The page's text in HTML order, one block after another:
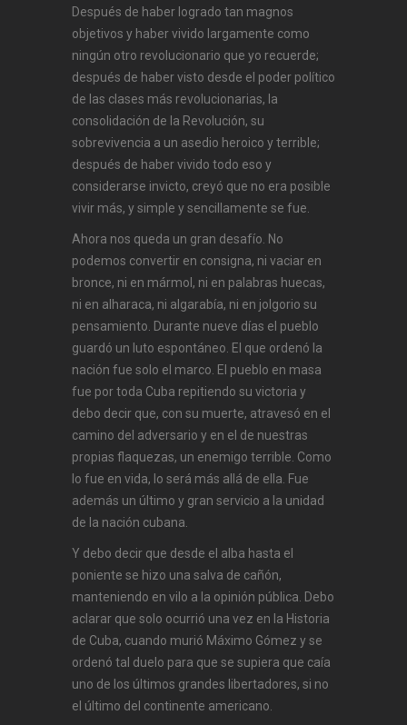
Después de haber logrado tan magnos
objetivos y haber vivido largamente como
ningún otro revolucionario que yo recuerde;
después de haber visto desde el poder político
de las clases más revolucionarias, la
consolidación de la Revolución, su
sobrevivencia a un asedio heroico y terrible;
después de haber vivido todo eso y
considerarse invicto, creyó que no era posible
vivir más, y simple y sencillamente se fue.
Ahora nos queda un gran desafío. No
podemos convertir en consigna, ni vaciar en
bronce, ni en mármol, ni en palabras huecas,
ni en alharaca, ni algarabía, ni en jolgorio su
pensamiento. Durante nueve días el pueblo
guardó un luto espontáneo. El que ordenó la
nación fue solo el marco. El pueblo en masa
fue por toda Cuba repitiendo su victoria y
debo decir que, con su muerte, atravesó en el
camino del adversario y en el de nuestras
propias flaquezas, un enemigo terrible. Como
lo fue en vida, lo será más allá de ella. Fue
además un último y gran servicio a la unidad
de la nación cubana.
Y debo decir que desde el alba hasta el
poniente se hizo una salva de cañón,
manteniendo en vilo a la opinión pública. Debo
aclarar que solo ocurrió una vez en la Historia
de Cuba, cuando murió Máximo Gómez y se
ordenó tal duelo para que se supiera que caía
uno de los últimos grandes libertadores, si no
el último del continente americano.